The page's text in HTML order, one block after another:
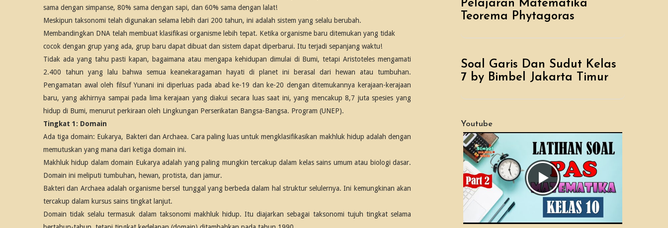
sama dengan simpanse, 80% sama dengan sapi, dan 60% sama dengan lalat!
Meskipun taksonomi telah digunakan selama lebih dari 200 tahun, ini adalah sistem yang selalu berubah.
Membandingkan DNA telah membuat klasifikasi organisme lebih tepat. Ketika organisme baru ditemukan yang tidak
cocok dengan grup yang ada, grup baru dapat dibuat dan sistem dapat diperbarui. Itu terjadi sepanjang waktu!
Tidak ada yang tahu pasti kapan, bagaimana atau mengapa kehidupan dimulai di Bumi, tetapi Aristoteles mengamati
2.400 tahun yang lalu bahwa semua keanekaragaman hayati di planet ini berasal dari hewan atau tumbuhan.
Pengamatan awal oleh filsuf Yunani ini diperluas pada abad ke-19 dan ke-20 dengan ditemukannya kerajaan-kerajaan
baru, yang akhirnya sampai pada lima kerajaan yang diakui secara luas saat ini, yang mencakup 8,7 juta spesies yang
hidup di Bumi, menurut perkiraan oleh Lingkungan Perserikatan Bangsa-Bangsa. Program (UNEP).
Tingkat 1: Domain
Ada tiga domain: Eukarya, Bakteri dan Archaea. Cara paling luas untuk mengklasifikasikan makhluk hidup adalah dengan
memutuskan yang mana dari ketiga domain ini.
Makhluk hidup dalam domain Eukarya adalah yang paling mungkin tercakup dalam kelas sains umum atau biologi dasar.
Domain ini meliputi tumbuhan, hewan, protista, dan jamur.
Bakteri dan Archaea adalah organisme bersel tunggal yang berbeda dalam hal struktur selulernya. Ini kemungkinan akan
tercakup dalam kursus sains tingkat lanjut.
Domain tidak selalu termasuk dalam taksonomi makhluk hidup. Itu diajarkan sebagai taksonomi tujuh tingkat selama
Pelajaran Matematika
Teorema Phytagoras
Soal Garis Dan Sudut Kelas
7 by Bimbel Jakarta Timur
Youtube